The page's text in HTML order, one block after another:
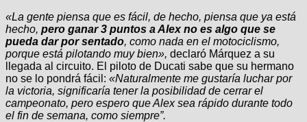
«La gente piensa que es fácil, de hecho, piensa que ya está
hecho, pero ganar 3 puntos a Alex no es algo que se
pueda dar por sentado, como nada en el motociclismo,
porque está pilotando muy bien», declaró Márquez a su
llegada al circuito. El piloto de Ducati sabe que su hermano
no se lo pondrá fácil: «Naturalmente me gustaría luchar por
la victoria, significaría tener la posibilidad de cerrar el
campeonato, pero espero que Alex sea rápido durante todo
el fin de semana, como siempre”.